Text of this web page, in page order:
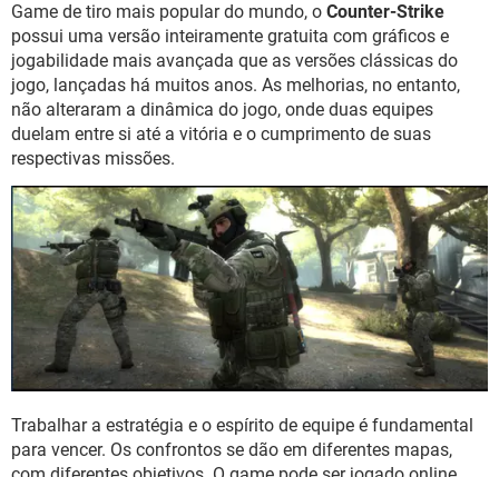
INSTAGRAM GMAIL
GUIA DE COMPRAS
Game de tiro mais popular do mundo, o Counter-Strike
possui uma versão inteiramente gratuita com gráficos e
jogabilidade mais avançada que as versões clássicas do
jogo, lançadas há muitos anos. As melhorias, no entanto,
não alteraram a dinâmica do jogo, onde duas equipes
duelam entre si até a vitória e o cumprimento de suas
respectivas missões.
Trabalhar a estratégia e o espírito de equipe é fundamental
para vencer. Os confrontos se dão em diferentes mapas,